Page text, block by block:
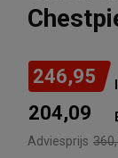
246,95
204,09
Adviesprijs